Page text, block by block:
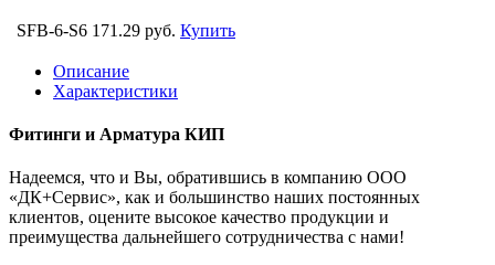
SFB-6-S6 171.29 руб. Купить
Описание
Характеристики
Фитинги и Арматура КИП
Надеемся, что и Вы, обратившись в компанию ООО
«ДК+Сервис», как и большинство наших постоянных
клиентов, оцените высокое качество продукции и
преимущества дальнейшего сотрудничества с нами!